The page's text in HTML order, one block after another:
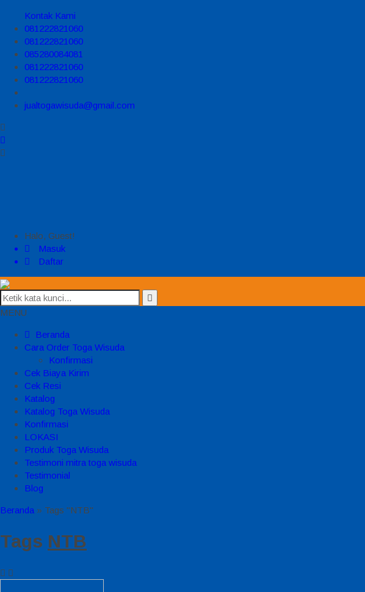
Kontak Kami
081222821060
081222821060
085280084081
081222821060
081222821060
jualtogawisuda@gmail.com
Halo, Guest!
Masuk
Daftar
MENU
Beranda
Cara Order Toga Wisuda
Konfirmasi
Cek Biaya Kirim
Cek Resi
Katalog
Katalog Toga Wisuda
Konfirmasi
LOKASI
Produk Toga Wisuda
Testimoni mitra toga wisuda
Testimonial
Blog
Beranda » Tags "NTB"
Tags NTB